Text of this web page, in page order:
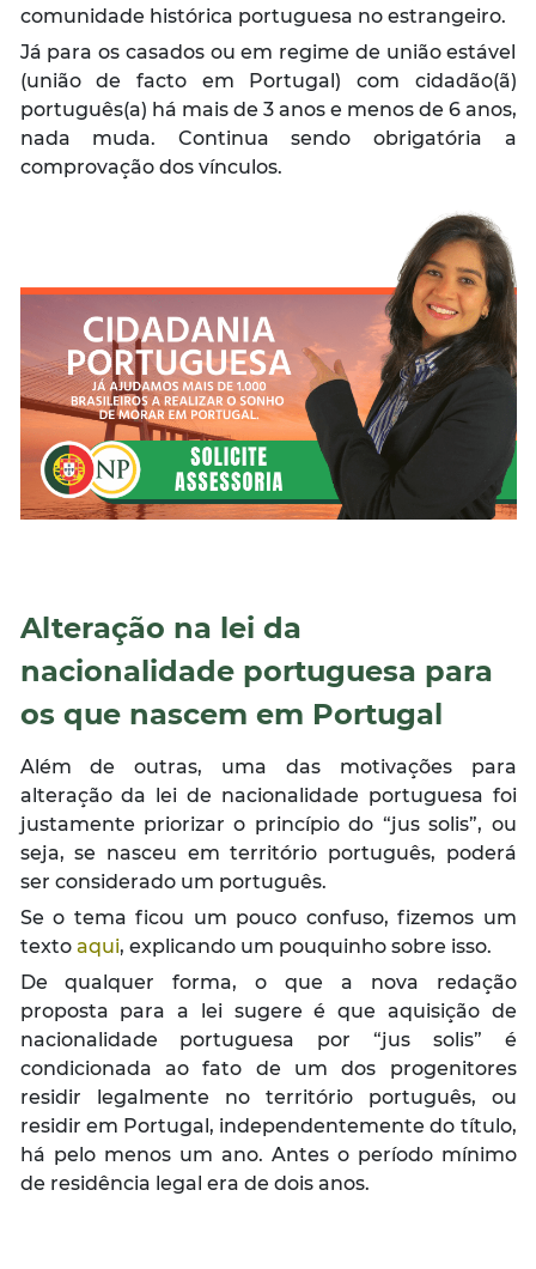
comunidade histórica portuguesa no estrangeiro.
Já para os casados ou em regime de união estável
(união de facto em Portugal) com cidadão(ã)
português(a) há mais de 3 anos e menos de 6 anos,
nada muda. Continua sendo obrigatória a
comprovação dos vínculos.
Alteração na lei da
nacionalidade portuguesa para
os que nascem em Portugal
Além de outras, uma das motivações para
alteração da lei de nacionalidade portuguesa foi
justamente priorizar o princípio do “jus solis”, ou
seja, se nasceu em território português, poderá
ser considerado um português.
Se o tema ficou um pouco confuso, fizemos um
texto aqui, explicando um pouquinho sobre isso.
De qualquer forma, o que a nova redação
proposta para a lei sugere é que aquisição de
nacionalidade portuguesa por “jus solis” é
condicionada ao fato de um dos progenitores
residir legalmente no território português, ou
residir em Portugal, independentemente do título,
há pelo menos um ano. Antes o período mínimo
de residência legal era de dois anos.